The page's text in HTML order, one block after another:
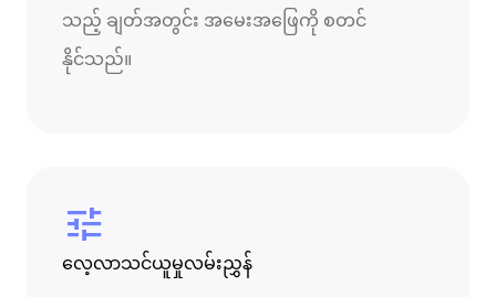
သည့် ချတ်အတွင်း အမေးအဖြေကို စတင်
နိုင်သည်။
tune
လေ့လာသင်ယူမှုလမ်းညွှန်